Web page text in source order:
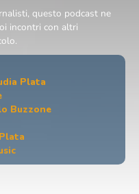
questo podcast ne
incontri con altri
Plata
Buzzone